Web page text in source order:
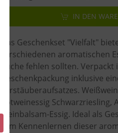
IN DEN
Das Geschenkset "Vielfalt"
verschiedenen aromatischen
Küche fehlen sollten.
Geschenkpackung inklusive
Zerstäuberaufsatzes.
Rotweinessig Schwarzriesling,
Weinbalsam-Essig. Ideal als
zum Kennenlernen dieser